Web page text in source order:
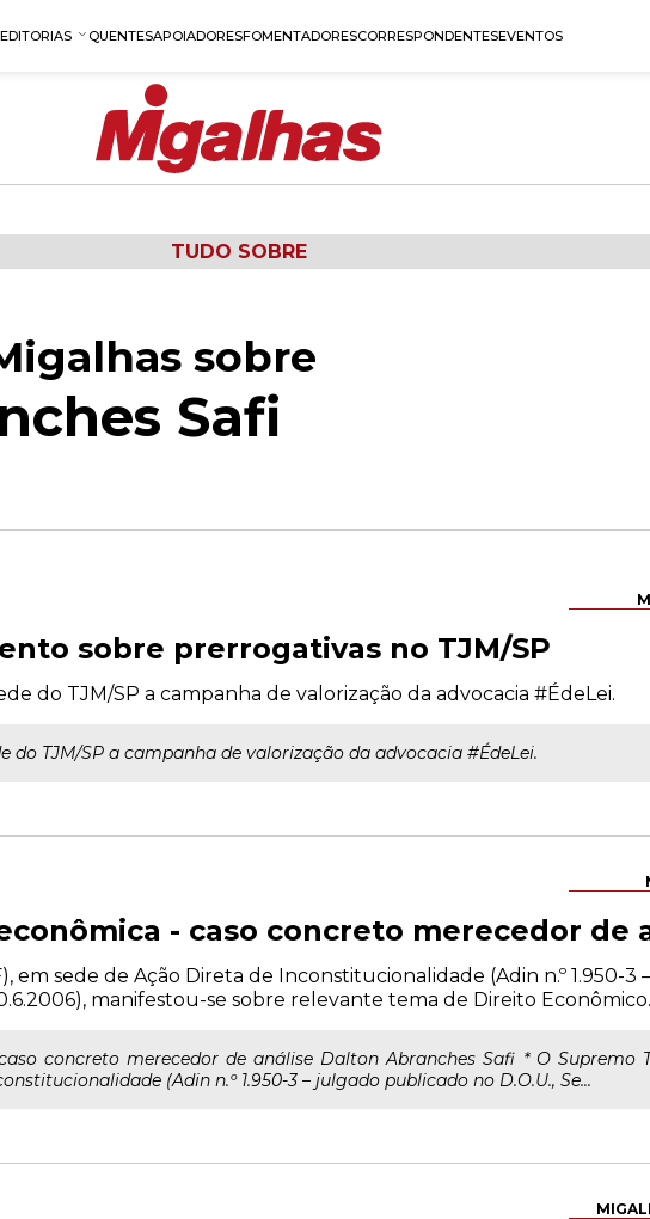
EDITORIAS QUENTESAPOIADORESFOMENTADORESCORRESPONDENTESEVENTOS
TUDO SOBRE
sobre
Safi
sobre prerrogativas no TJM/SP
do TJM/SP a campanha de valorização da advocacia #ÉdeLei.
do TJM/SP a campanha de valorização da advocacia #ÉdeLei.
- caso concreto merecedor de
em sede de Ação Direta de Inconstitucionalidade (Adin n.º 1.950-3
manifestou-se sobre relevante tema de Direito Econômico.
concreto merecedor de análise Dalton Abranches Safi * O Supremo
(Adin n.º 1.950-3 – julgado publicado no D.O.U., Se...